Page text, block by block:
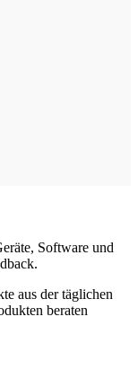
Software und
aus der täglichen
beraten